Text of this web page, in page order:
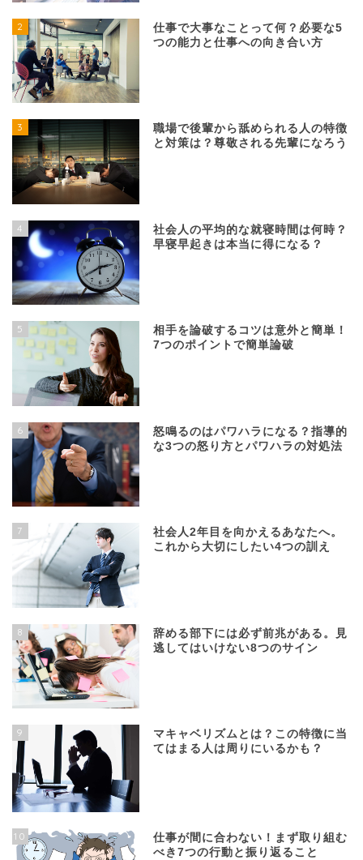
2
仕事で大事なことって何？必要な5
つの能力と仕事への向き合い方
3
職場で後輩から舐められる人の特徴
と対策は？尊敬される先輩になろう
4
社会人の平均的な就寝時間は何時？
早寝早起きは本当に得になる？
5
相手を論破するコツは意外と簡単！
7つのポイントで簡単論破
6
怒鳴るのはパワハラになる？指導的
な3つの怒り方とパワハラの対処法
7
社会人2年目を向かえるあなたへ。
これから大切にしたい4つの訓え
8
辞める部下には必ず前兆がある。見
逃してはいけない8つのサイン
9
マキャベリズムとは？この特徴に当
てはまる人は周りにいるかも？
10
仕事が間に合わない！まず取り組む
べき7つの行動と振り返ること